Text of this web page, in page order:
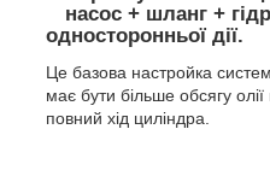
насос + шланг +
односторонньої дії.
Це базова настройка
має бути більше обсягу
повний хід циліндра.